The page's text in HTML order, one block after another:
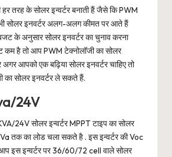
तरह के सोलर इन्वर्टर बनाती हैं जैसे कि PWM
सोलर इनवर्टर अलग-अलग कीमत पर आते हैं
के अनुसार सोलर इनवर्टर का चुनाव करना
कम है तो आप PWM टेक्नोलॉजी का सोलर
आपको एक बढ़िया सोलर इनवर्टर चाहिए तो
का सोलर इनवर्टर ले सकते हैं.
24V
24V सोलर इन्वर्टर MPPT टाइप का सोलर
तक का लोड चला सकते है . इस इन्वर्टर की Voc
इस इन्वर्टर पर 36/60/72 cell वाले सोलर